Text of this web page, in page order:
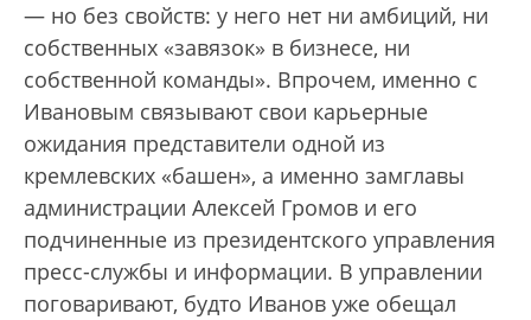
— но без свойств: у него нет ни амбиций, ни
собственных «завязок» в бизнесе, ни
собственной команды». Впрочем, именно с
Ивановым связывают свои карьерные
ожидания представители одной из
кремлевских «башен», а именно замглавы
администрации Алексей Громов и его
подчиненные из президентского управления
пресс-службы и информации. В управлении
поговаривают, будто Иванов уже обещал